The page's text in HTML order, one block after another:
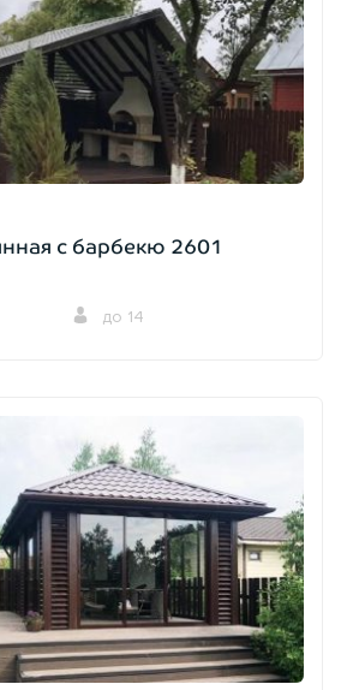
с барбекю 2601
до 14